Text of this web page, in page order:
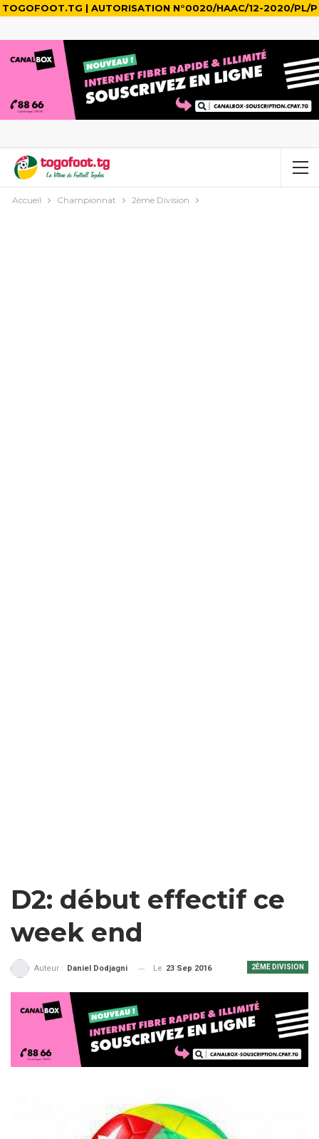
TOGOFOOT.TG | AUTORISATION N°0020/HAAC/12-2020/PL/P
Accueil Championnat 2ème Division
D2: début effectif ce
week end
2ÈME DIVISION
Auteur : Daniel Dodjagni Le 23 Sep 2016